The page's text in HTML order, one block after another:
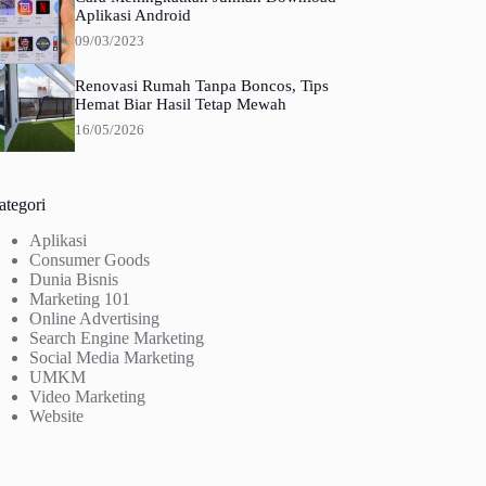
Aplikasi Android
09/03/2023
Renovasi Rumah Tanpa Boncos, Tips
Hemat Biar Hasil Tetap Mewah
16/05/2026
Aplikasi
Consumer Goods
Dunia Bisnis
Marketing 101
Online Advertising
Search Engine Marketing
Social Media Marketing
UMKM
Video Marketing
Website